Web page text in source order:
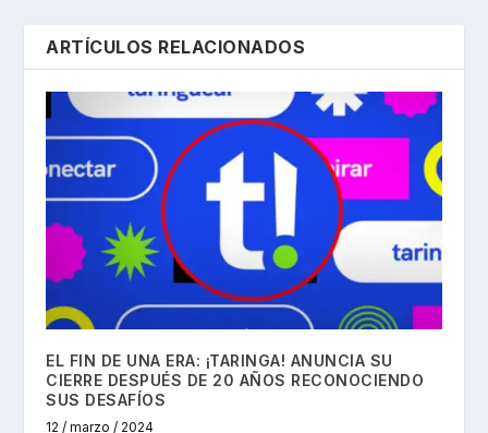
ARTÍCULOS RELACIONADOS
EL FIN DE UNA ERA: ¡TARINGA! ANUNCIA SU
CIERRE DESPUÉS DE 20 AÑOS RECONOCIENDO
SUS DESAFÍOS
12 / marzo / 2024